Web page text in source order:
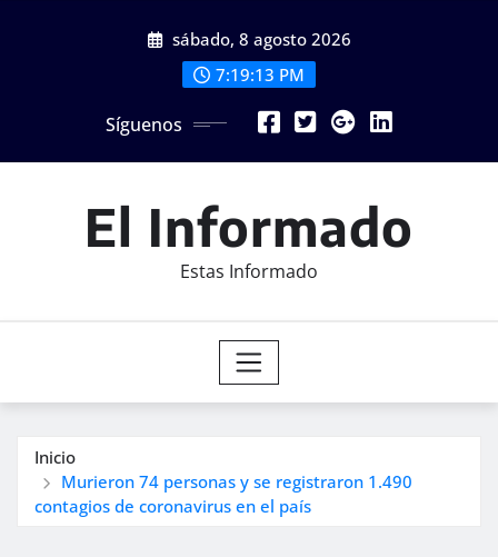
sábado, 8 agosto 2026
7:19:15 PM
Síguenos
El Informado
Estas Informado
Inicio
Murieron 74 personas y se registraron 1.490
contagios de coronavirus en el país